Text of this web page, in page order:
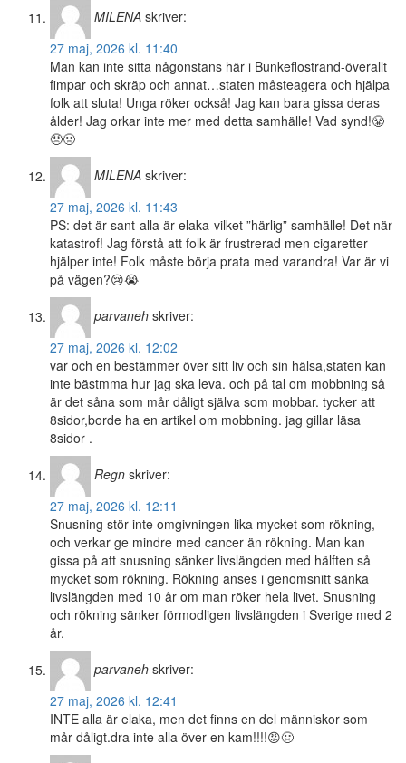
MILENA skriver:
27 maj, 2026 kl. 11:40
Man kan inte sitta någonstans här i Bunkeflostrand-överallt
fimpar och skräp och annat…staten måsteagera och hjälpa
folk att sluta! Unga röker också! Jag kan bara gissa deras
ålder! Jag orkar inte mer med detta samhälle! Vad synd!😤
😠🤢
MILENA skriver:
27 maj, 2026 kl. 11:43
PS: det är sant-alla är elaka-vilket ”härlig” samhälle! Det när
katastrof! Jag förstå att folk är frustrerad men cigaretter
hjälper inte! Folk måste börja prata med varandra! Var är vi
på vägen?😢😭
parvaneh skriver:
27 maj, 2026 kl. 12:02
var och en bestämmer över sitt liv och sin hälsa,staten kan
inte bästmma hur jag ska leva. och på tal om mobbning så
är det såna som mår dåligt själva som mobbar. tycker att
8sidor,borde ha en artikel om mobbning. jag gillar läsa
8sidor .
Regn skriver:
27 maj, 2026 kl. 12:11
Snusning stör inte omgivningen lika mycket som rökning,
och verkar ge mindre med cancer än rökning. Man kan
gissa på att snusning sänker livslängden med hälften så
mycket som rökning. Rökning anses i genomsnitt sänka
livslängden med 10 år om man röker hela livet. Snusning
och rökning sänker förmodligen livslängden i Sverige med 2
år.
parvaneh skriver:
27 maj, 2026 kl. 12:41
INTE alla är elaka, men det finns en del människor som
mår dåligt.dra inte alla över en kam!!!!😡🤢